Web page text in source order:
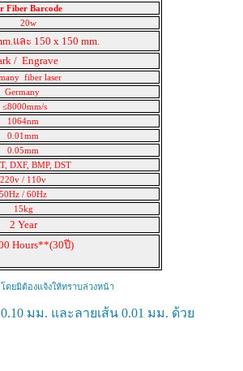
Fiber Barcode
20w
และ 150 x 150 mm.
/ Engrave
fiber laser
Germany
≤8000mm/s
1064nm
0.01mm
0.05mm
DXF, BMP, DST
220v / 110v
50Hz / 60Hz
15kg
2 Year
Hours**(30ปี)
ยมิต้องแจ้งให้ทราบล่วงหน้า
มม. และลายเส้น 0.01 มม. ด้วย